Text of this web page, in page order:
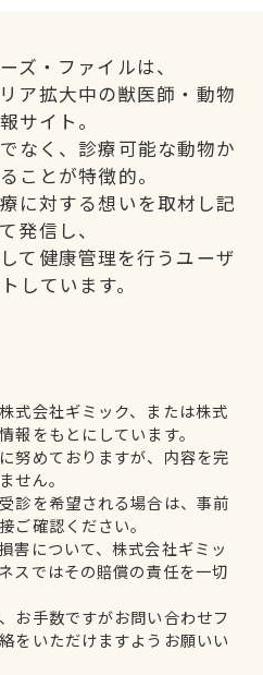
ズ・ファイルは、
ア拡大中の獣医師・動物
サイト。
なく、診療可能な動物か
ことが特徴的。
に対する想いを取材し記
発信し、
て健康管理を行うユーザ
しています。
式会社ギミック、または株式
報をもとにしています。
努めておりますが、内容を完
せん。
診を希望される場合は、事前
ご確認ください。
害について、株式会社ギミッ
スではその賠償の責任を一切
お手数ですがお問い合わせフ
をいただけますようお願いい